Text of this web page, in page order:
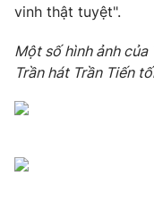
Thị trường 24h
VTV4
VTV9
Liên hệ tòa soạn
vinh thật tuyệt".
Một số hình ảnh của
Trần hát Trần Tiến